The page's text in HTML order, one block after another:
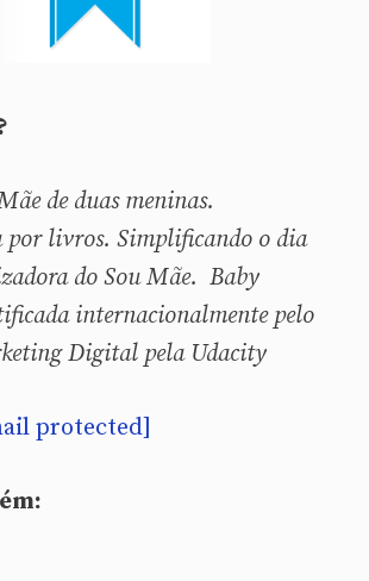
de duas meninas.
por livros. Simplificando o dia
do Sou Mãe. Baby
internacionalmente pelo
Digital pela Udacity
protected]